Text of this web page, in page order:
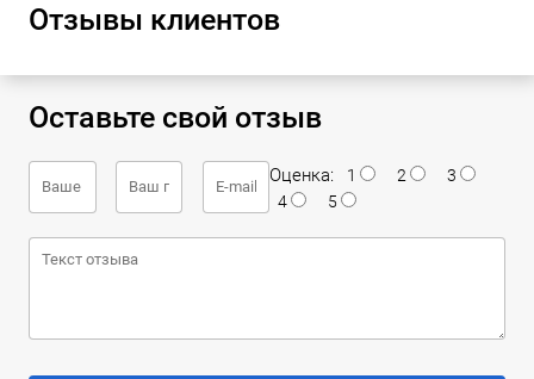
Отзывы клиентов
Оставьте свой отзыв
Оценка: 1 2
3
4
5